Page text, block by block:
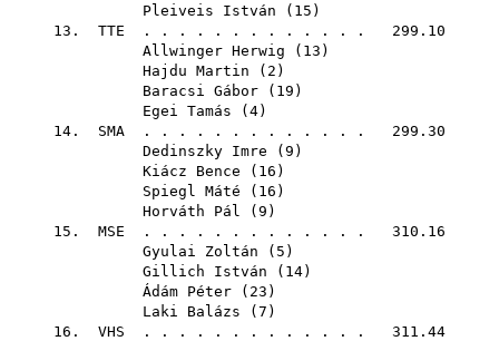
Pleiveis István ( 15 )
13. TTE . . . . . . . . . . . . . 299.10
Allwinger Herwig ( 13 )
Hajdu Martin ( 2 )
Baracsi Gábor ( 19 )
Egei Tamás ( 4)
14. SMA . . . . . . . . . . . . . 299.30
Dedinszky Imre ( 9 )
Kiácz Bence ( 16 )
Spiegl Máté ( 16 )
Horváth Pál ( 9 )
15. MSE . . . . . . . . . . . . . 310.16
Gyulai Zoltán ( 5 )
Gillich István ( 14)
Ádám Péter ( 23 )
Laki Balázs ( 7 )
16. VHS . . . . . . . . . . . . . 311.44